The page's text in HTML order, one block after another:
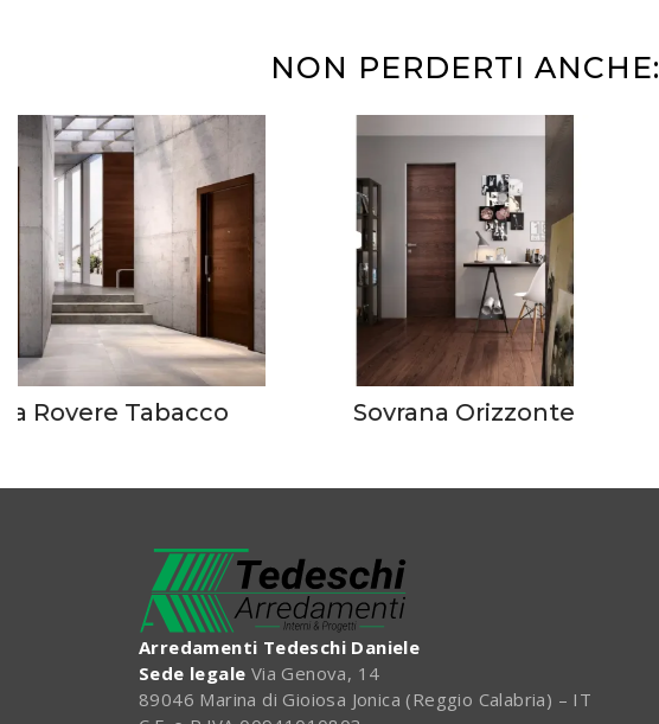
NON PERDERTI ANCHE:
Rovere Tabacco Sovrana Orizzonte
Arredamenti Tedeschi Daniele
Sede legale Via Genova, 14
89046 Marina di Gioiosa Jonica (Reggio Calabria) – IT